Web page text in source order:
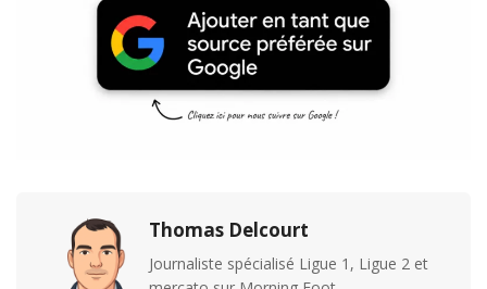
Thomas Delcourt
Journaliste spécialisé Ligue 1, Ligue 2 et